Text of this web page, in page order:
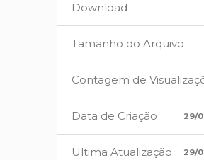
Download
Tamanho do Arquivo
Contagem de
Data de Criação 29/
Ultima Atualização 29/